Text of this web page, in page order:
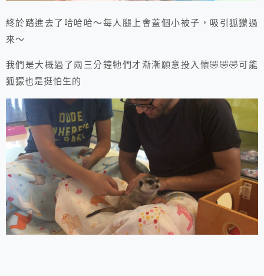
終於踏進去了哈哈哈～每人腿上會蓋個小被子，吸引狐獴過
來～
我們是大概過了兩三分鐘牠們才漸漸願意投入懷🤣🤣🤣可能
狐獴也是挺怕生的